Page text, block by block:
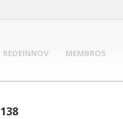
REDEINNOV MEMBROS